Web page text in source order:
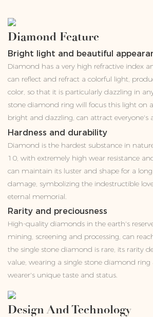
Diamond Feature
Bright light and beautiful
Diamond has a very high refractive index
can reflect and refract a colorful light,
color, so that it is particularly dazzling in
stone diamond ring will focus this light on
bright and dazzling, can attract everyone's
Hardness and durability
Diamond is the hardest substance in
10, with extremely high wear resistance
can maintain its luster and shape for a
damage, symbolizing the indestructible
eternal memorial.
Rarity and preciousness
High-quality diamonds in the earth's
mining, screening and processing, can
the single stone diamond is rare, its rarity
value, wearing a single stone diamond ring
wearer's unique taste and status.
Design And Technology